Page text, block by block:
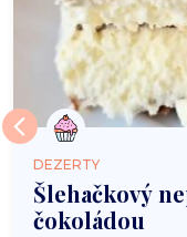
DEZERTY
Šlehačkový
čokoládou